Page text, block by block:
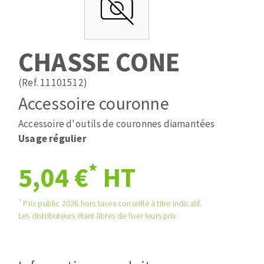
Fraises carbure
Fers et plaquettes
Lames de scie à ruban
ABRASIFS APPLIQUÉS
Disques auto-agrippant
Patins
Bandes abrasives
Disques fibre et papier
Feuilles 230 x 280 mm
Cales à poncer et patins
Eponges abrasive
DISQUES ABRASIFS
Meules d'ébarbage
TRAITEMENT DE SURFACE
CHASSE CONE
(Ref. 11101512)
Accessoire couronne
Accessoire d'outils de couronnes diamantées
Usage régulier
5,04 €* HT
* Prix public 2026 hors taxes conseillé à titre indicatif.
Les distributeurs étant libres de fixer leurs prix